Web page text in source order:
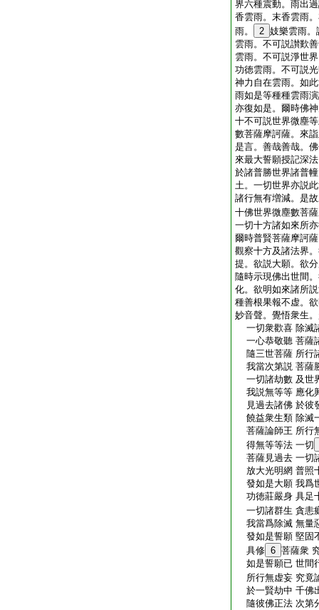
界六種震動。雨出
香雲雨。末香雲雨
雨。
2 妓樂雲雨。
雲雨。不可説讃歎
雲雨。不可説淨世
功徳雲雨。不可説
神力自在雲雨。如
雨如是等種種雲雨
亦復如是。爾時佛
十不可説世界微塵
數菩薩摩訶薩。來
是言。善哉善哉。
來最大誓願授記深
於諸普勝世界諸普
土。一切世界亦説
諸行無有増減。是
十佛世界微塵數菩
一切十方諸如來所
爾時普賢菩薩摩訶
觀察十方及諸法界
提。欲説大願。欲
隨時示現佛出世間
化。欲明如來諸所
種善根果報不虚。
妙音聲。覺悟衆生
一切衆歡喜 除滅
一心恭敬聽 菩薩
隨三世菩薩 所行
我當次第説 菩薩
一切諸劫數 及世
我説無等等 應化
見過去諸佛 於彼
饒益衆生類 除滅
菩薩論師王 所行
得無等等法 一切
菩薩見過去 一切
放大光明網 普照
發如是大願 我爲
功徳莊嚴身 具足
一切諸群生 貪恚
我當爲除滅 無量
發如是誓願 堅固
具修 6 菩薩衆
如是誓願已 世間
所行無虚妄 究竟
於一賢劫中 千佛
隨彼佛正法 次第